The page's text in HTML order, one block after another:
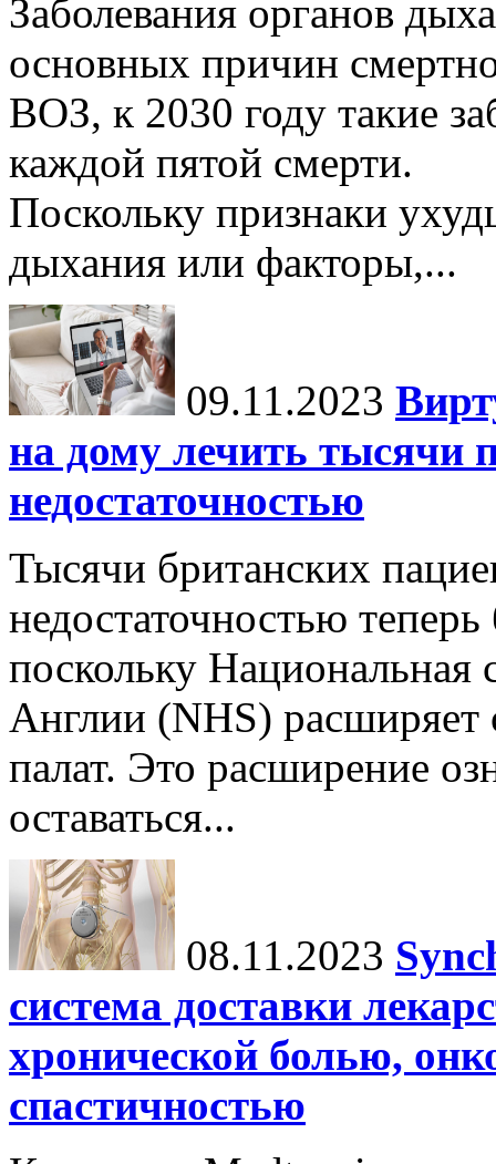
Заболевания органов
основных причин
ВОЗ, к 2030 году такие
каждой пятой смерти.
Поскольку признаки
дыхания или факторы,...
09.11.2023
на дому лечить тысячи
недостаточностью
Тысячи британских
недостаточностью
поскольку Национальная
Англии (NHS) расширяет
палат. Это расширение
оставаться...
08.11.2023
система доставки
хронической болью,
спастичностью